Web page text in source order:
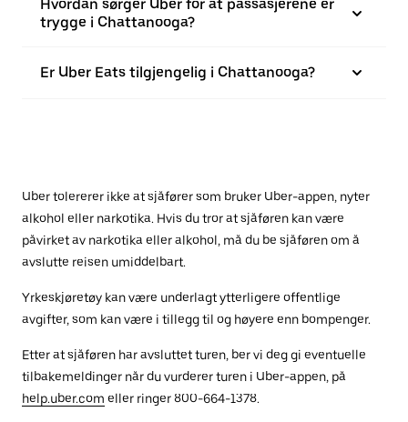
Hvordan sørger Uber for at passasjerene er
trygge i Chattanooga?
Er Uber Eats tilgjengelig i Chattanooga?
Uber tolererer ikke at sjåfører som bruker Uber-appen, nyter
alkohol eller narkotika. Hvis du tror at sjåføren kan være
påvirket av narkotika eller alkohol, må du be sjåføren om å
avslutte reisen umiddelbart.
Yrkeskjøretøy kan være underlagt ytterligere offentlige
avgifter, som kan være i tillegg til og høyere enn bompenger.
Etter at sjåføren har avsluttet turen, ber vi deg gi eventuelle
tilbakemeldinger når du vurderer turen i Uber-appen, på
help.uber.com eller ringer 800-664-1378.